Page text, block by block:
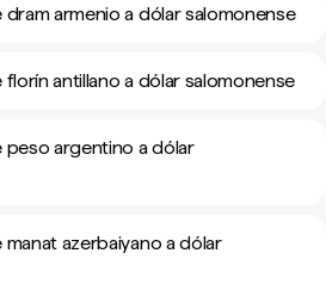
armenio a dólar salomonense
antillano a dólar salomonense
argentino a dólar
azerbaiyano a dólar